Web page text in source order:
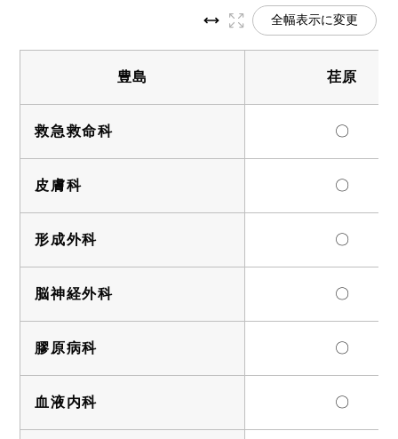
全幅表示に変更
豊島 荏原
救急救命科 〇
皮膚科 〇
形成外科 〇
脳神経外科 〇
膠原病科 〇
血液内科 〇